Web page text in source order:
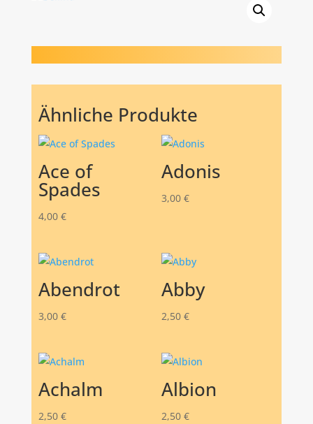
Ähnliche Produkte
Ace of
Spades
4,00 €
Adonis
3,00 €
Abendrot
3,00 €
Abby
2,50 €
Achalm
2,50 €
Albion
2,50 €